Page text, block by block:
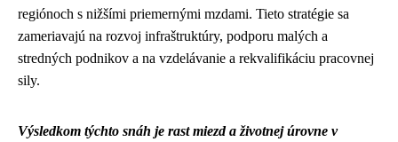
regiónoch s nižšími priemernými mzdami. Tieto stratégie sa
zameriavajú na rozvoj infraštruktúry, podporu malých a
stredných podnikov a na vzdelávanie a rekvalifikáciu pracovnej
sily.
Výsledkom týchto snáh je rast miezd a životnej úrovne v